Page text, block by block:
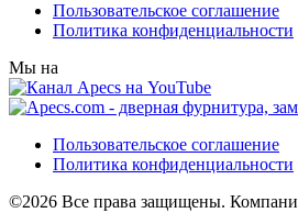
Пользовательское соглашение
Политика конфиденциальности
Мы на
Пользовательское соглашение
Политика конфиденциальности
©2026 Все права защищены.